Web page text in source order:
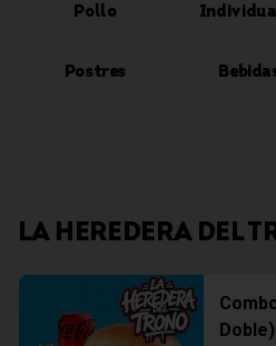
Pollo
Postres
LA HEREDERA DEL
Doble)